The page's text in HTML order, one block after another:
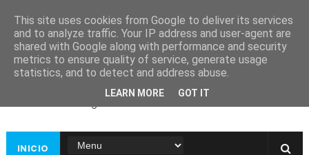
Ayuntamiento de
Guadiana
INICIO
This site uses cookies from Google to deliver its services
and to analyze traffic. Your IP address and user-agent are
shared with Google along with performance and security
metrics to ensure quality of service, generate usage
statistics, and to detect and address abuse.
LEARN MORE GOT IT